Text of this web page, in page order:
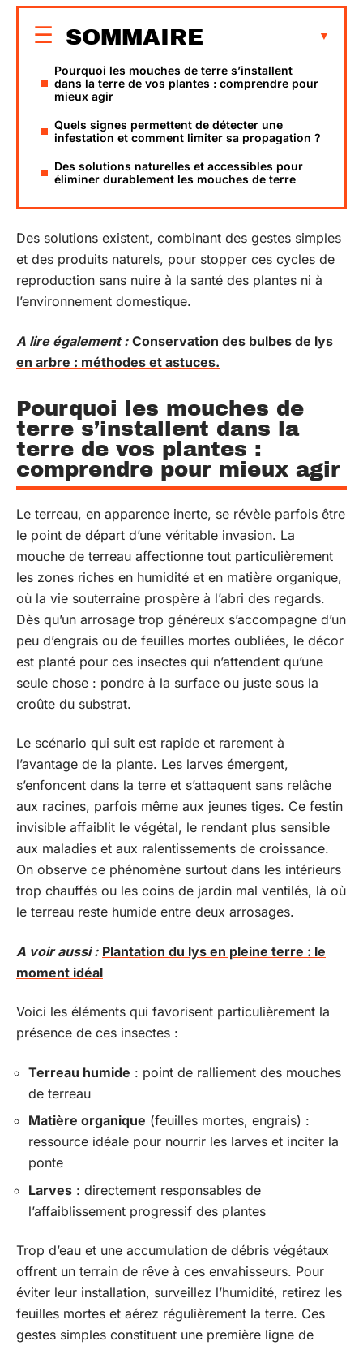
SOMMAIRE
Pourquoi les mouches de terre s’installent
dans la terre de vos plantes : comprendre pour
mieux agir
Quels signes permettent de détecter une
infestation et comment limiter sa propagation ?
Des solutions naturelles et accessibles pour
éliminer durablement les mouches de terre
Des solutions existent, combinant des gestes simples
et des produits naturels, pour stopper ces cycles de
reproduction sans nuire à la santé des plantes ni à
l’environnement domestique.
A lire également : Conservation des bulbes de lys
en arbre : méthodes et astuces.
Pourquoi les mouches de
terre s’installent dans la
terre de vos plantes :
comprendre pour mieux agir
Le terreau, en apparence inerte, se révèle parfois être
le point de départ d’une véritable invasion. La
mouche de terreau affectionne tout particulièrement
les zones riches en humidité et en matière organique,
où la vie souterraine prospère à l’abri des regards.
Dès qu’un arrosage trop généreux s’accompagne d’un
peu d’engrais ou de feuilles mortes oubliées, le décor
est planté pour ces insectes qui n’attendent qu’une
seule chose : pondre à la surface ou juste sous la
croûte du substrat.
Le scénario qui suit est rapide et rarement à
l’avantage de la plante. Les larves émergent,
s’enfoncent dans la terre et s’attaquent sans relâche
aux racines, parfois même aux jeunes tiges. Ce festin
invisible affaiblit le végétal, le rendant plus sensible
aux maladies et aux ralentissements de croissance.
On observe ce phénomène surtout dans les intérieurs
trop chauffés ou les coins de jardin mal ventilés, là où
le terreau reste humide entre deux arrosages.
A voir aussi : Plantation du lys en pleine terre : le
moment idéal
Voici les éléments qui favorisent particulièrement la
présence de ces insectes :
Terreau humide : point de ralliement des mouches
de terreau
Matière organique (feuilles mortes, engrais) :
ressource idéale pour nourrir les larves et inciter la
ponte
Larves : directement responsables de
l’affaiblissement progressif des plantes
Trop d’eau et une accumulation de débris végétaux
offrent un terrain de rêve à ces envahisseurs. Pour
éviter leur installation, surveillez l’humidité, retirez les
feuilles mortes et aérez régulièrement la terre. Ces
gestes simples constituent une première ligne de